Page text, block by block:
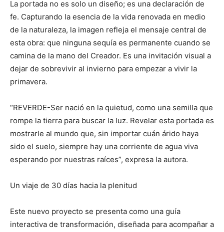
La portada no es solo un diseño; es una declaración de
fe. Capturando la esencia de la vida renovada en medio
de la naturaleza, la imagen refleja el mensaje central de
esta obra: que ninguna sequía es permanente cuando se
camina de la mano del Creador. Es una invitación visual a
dejar de sobrevivir al invierno para empezar a vivir la
primavera.
“REVERDE-Ser nació en la quietud, como una semilla que
rompe la tierra para buscar la luz. Revelar esta portada es
mostrarle al mundo que, sin importar cuán árido haya
sido el suelo, siempre hay una corriente de agua viva
esperando por nuestras raíces”, expresa la autora.
Un viaje de 30 días hacia la plenitud
Este nuevo proyecto se presenta como una guía
interactiva de transformación, diseñada para acompañar a